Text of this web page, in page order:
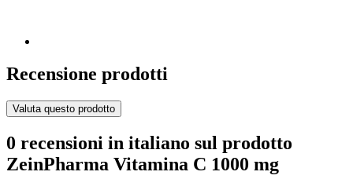
Recensione prodotti
Valuta questo prodotto
0 recensioni in italiano sul prodotto
ZeinPharma Vitamina C 1000 mg